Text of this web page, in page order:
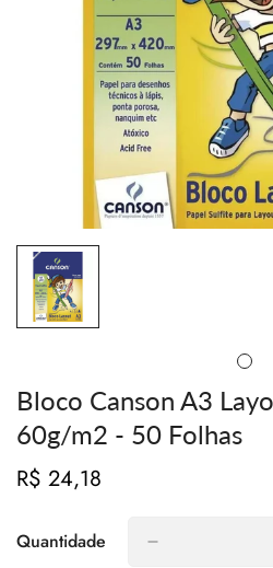
Bloco Canson A3
60g/m2 - 50 Folhas
Preço
R$ 24,18
Quantidade